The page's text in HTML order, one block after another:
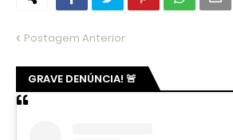
Postagem Anterior
GRAVE DENÚNCIA! 🚨